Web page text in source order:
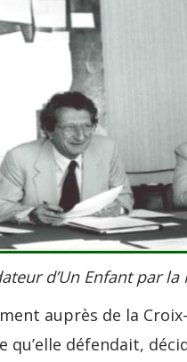
d’Un Enfant par la
auprès de la
défendait,